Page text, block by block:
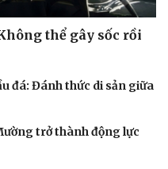
thể gây sốc rồi
đá: Đánh thức di sản giữa
trở thành động lực